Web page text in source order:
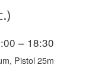
– 18:30
Pistol 25m